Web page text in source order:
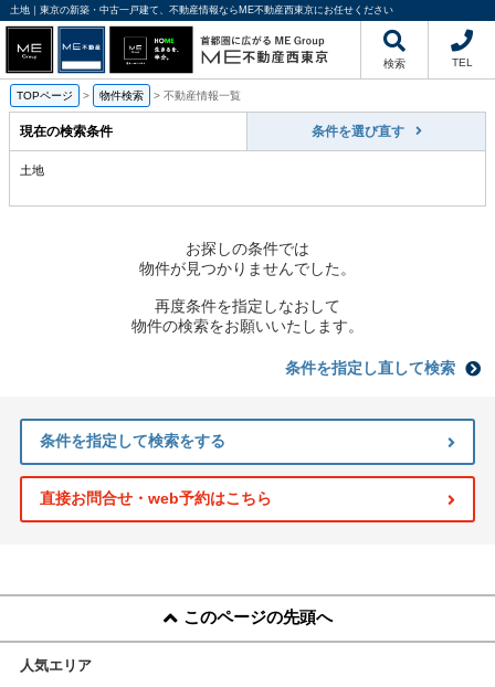
土地｜東京の新築・中古一戸建て、不動産情報ならME不動産西東京にお任せください
検索 TEL
TOPページ > 物件検索 > 不動産情報一覧
現在の検索条件 条件を選び直す
土地
お探しの条件では
物件が見つかりませんでした。
再度条件を指定しなおして
物件の検索をお願いいたします。
条件を指定し直して検索
条件を指定して検索をする
直接お問合せ・web予約はこちら
このページの先頭へ
人気エリア